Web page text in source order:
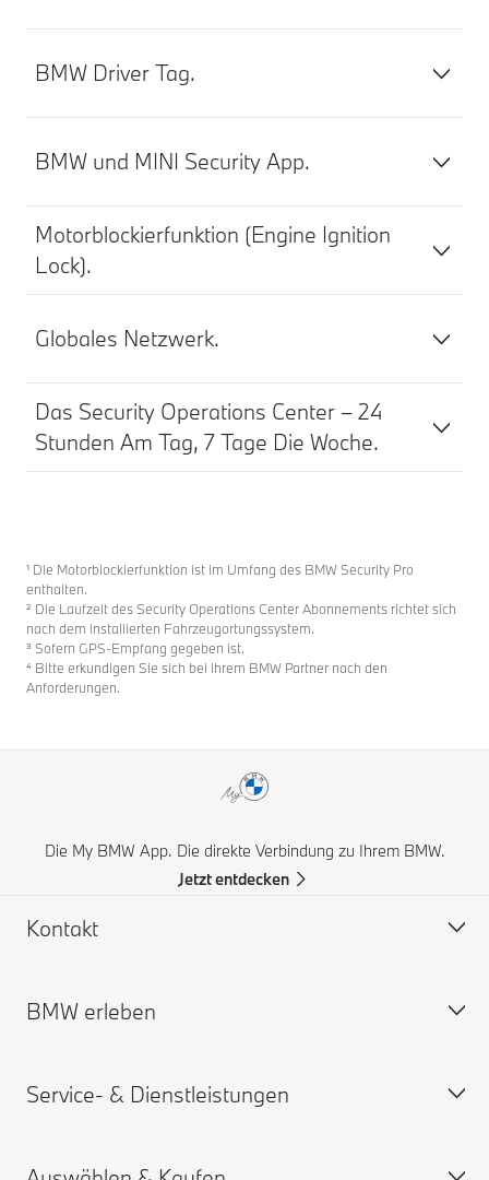
BMW Driver Tag.
BMW und MINI Security App.
Motorblockierfunktion (Engine Ignition
Lock).
Globales Netzwerk.
Das Security Operations Center – 24
Stunden Am Tag, 7 Tage Die Woche.
¹ Die Motorblockierfunktion ist im Umfang des BMW Security Pro
enthalten.
² Die Laufzeit des Security Operations Center Abonnements richtet sich
nach dem installierten Fahrzeugortungssystem.
³ Sofern GPS-Empfang gegeben ist.
⁴ Bitte erkundigen Sie sich bei Ihrem BMW Partner nach den
Anforderungen.
Die My BMW App. Die direkte Verbindung zu Ihrem BMW.
Jetzt entdecken
Kontakt
Hilfe & Kontakt
BMW Partner finden
Angebot anfordern
BMW erleben
BMW Karriere
BMW Group
Service- & Dienstleistungen
Termin vereinbaren